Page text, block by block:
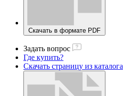
Скачать в формате PDF
Задать вопрос
Где купить?
Скачать страницу из каталога